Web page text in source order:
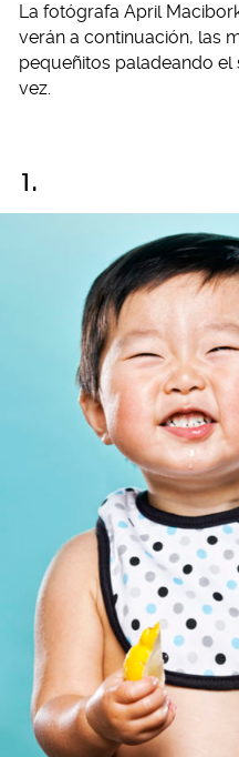
La fotógrafa April
verán a continuación, las
pequeñitos paladeando
vez.
1.